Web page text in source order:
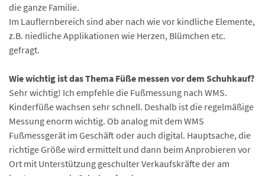
die ganze Familie.
Im Lauflernbereich sind aber nach wie vor kindliche Elemente,
z.B. niedliche Applikationen wie Herzen, Blümchen etc.
gefragt.
Wie wichtig ist das Thema Füße messen vor dem Schuhkauf?
Sehr wichtig! Ich empfehle die Fußmessung nach WMS.
Kinderfüße wachsen sehr schnell. Deshalb ist die regelmäßige
Messung enorm wichtig. Ob analog mit dem WMS
Fußmessgerät im Geschäft oder auch digital. Hauptsache, die
richtige Größe wird ermittelt und dann beim Anprobieren vor
Ort mit Unterstützung geschulter Verkaufskräfte der am